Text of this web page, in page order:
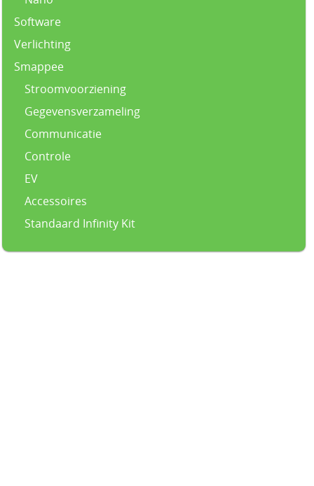
Software
Verlichting
Smappee
Stroomvoorziening
Gegevensverzameling
Communicatie
Controle
EV
Accessoires
Standaard Infinity Kit